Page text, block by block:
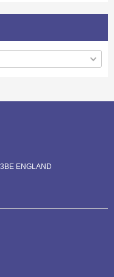
ENGLAND